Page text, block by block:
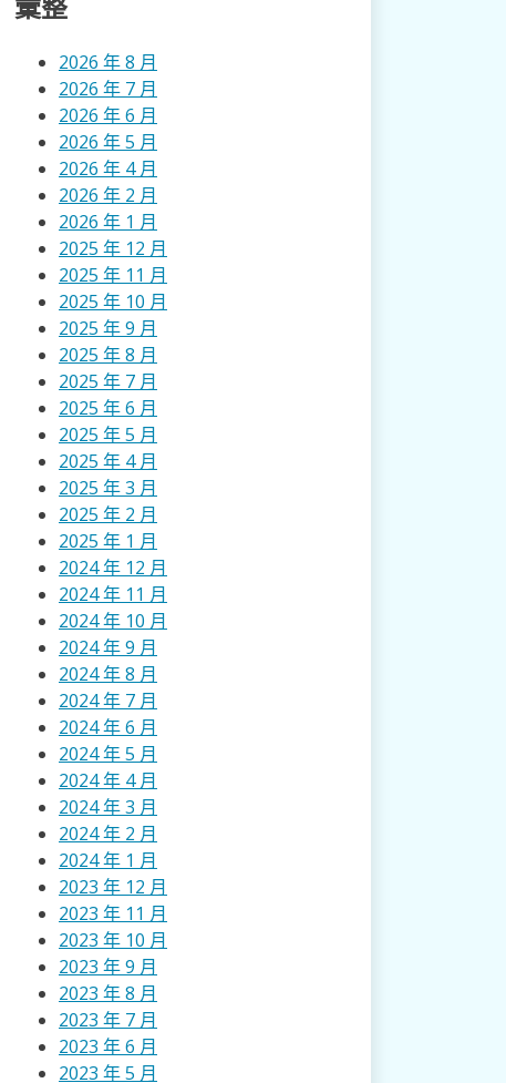
2026 年 8 月
2026 年 7 月
2026 年 6 月
2026 年 5 月
2026 年 4 月
2026 年 2 月
2026 年 1 月
2025 年 12 月
2025 年 11 月
2025 年 10 月
2025 年 9 月
2025 年 8 月
2025 年 7 月
2025 年 6 月
2025 年 5 月
2025 年 4 月
2025 年 3 月
2025 年 2 月
2025 年 1 月
2024 年 12 月
2024 年 11 月
2024 年 10 月
2024 年 9 月
2024 年 8 月
2024 年 7 月
2024 年 6 月
2024 年 5 月
2024 年 4 月
2024 年 3 月
2024 年 2 月
2024 年 1 月
2023 年 12 月
2023 年 11 月
2023 年 10 月
2023 年 9 月
2023 年 8 月
2023 年 7 月
2023 年 6 月
2023 年 5 月